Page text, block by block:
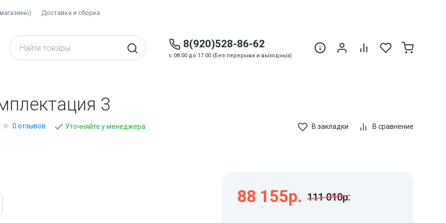
Доставка и сборка
8(920)528-86-62
c 08.00 до 17.00 (Без перерыва и выходных)
3
0 отзывов Уточняйте у менеджера В закладки В сравнение
88 155р. 111 010р.